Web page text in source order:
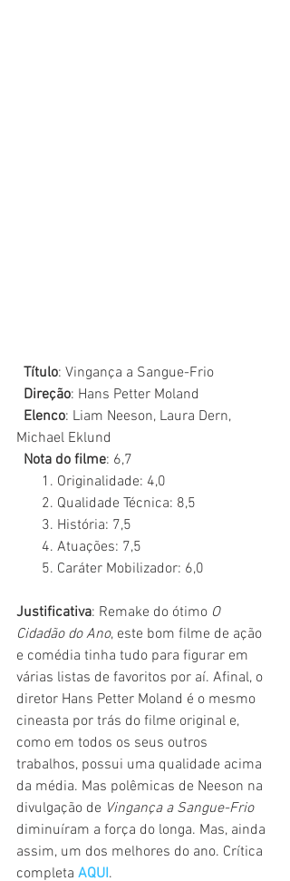
  Título
: Vingança a Sangue-Frio
  Direção
: Hans Petter Moland
  Elenco
: Liam Neeson, Laura Dern,
Michael Eklund
  Nota do filme
: 6,7
       1. Originalidade: 4,0
       2. Qualidade Técnica: 8,5
       3. História: 7,5
       4. Atuações: 7,5
       5. Caráter Mobilizador: 6,0
Justificativa: Remake do ótimo O
Cidadão do Ano, este bom filme de ação
e comédia tinha tudo para figurar em
várias listas de favoritos por aí. Afinal, o
diretor Hans Petter Moland é o mesmo
cineasta por trás do filme original e,
como em todos os seus outros
trabalhos, possui uma qualidade acima
da média. Mas polêmicas de Neeson na
divulgação de Vingança a Sangue-Frio
diminuíram a força do longa. Mas, ainda
assim, um dos melhores do ano. Crítica
completa AQUI.